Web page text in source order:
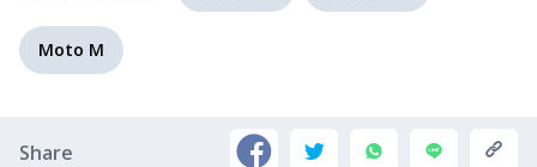
Moto M
Share